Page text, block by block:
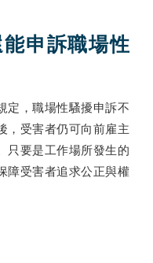
申訴職場性
定，職場性騷擾申訴不
，受害者仍可向前雇主
只要是工作場所發生的
障受害者追求公正與權